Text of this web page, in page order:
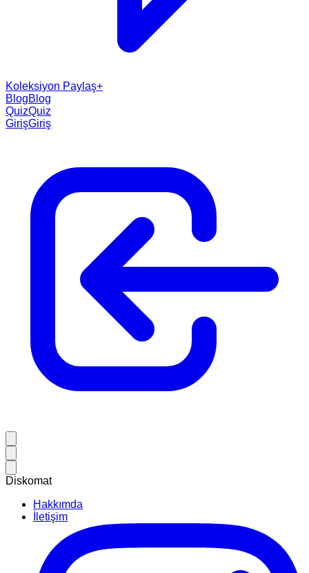
Koleksiyon Paylaş+
BlogBlog
QuizQuiz
GirişGiriş
Diskomat
Hakkımda
İletişim